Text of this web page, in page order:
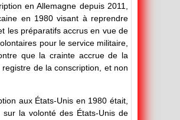
en Allemagne depuis 2011,
en 1980 visant à reprendre
les préparatifs accrus en vue de
pour le service militaire,
que la crainte accrue de la
de la conscription, et non
aux États-Unis en 1980 était,
la volonté des États-Unis de